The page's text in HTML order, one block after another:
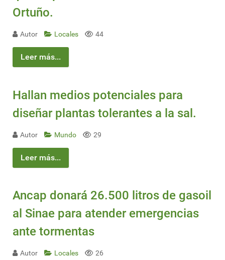
Ortuño.
Autor Locales 44
Leer más...
Hallan medios potenciales para
diseñar plantas tolerantes a la sal.
Autor Mundo 29
Leer más...
Ancap donará 26.500 litros de gasoil
al Sinae para atender emergencias
ante tormentas
Autor Locales 26